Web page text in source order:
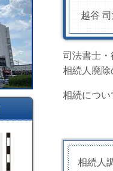
越谷
司法書士・
相続人廃除
相続につい
相続人